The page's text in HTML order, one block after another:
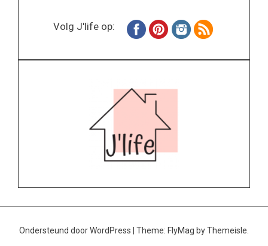
Volg J'life op:
Ondersteund door WordPress Theme: FlyMag by Themeisle.